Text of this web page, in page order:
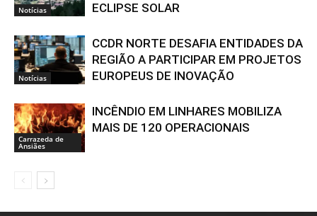
Notícias
ECLIPSE SOLAR
Notícias
CCDR NORTE DESAFIA ENTIDADES DA
REGIÃO A PARTICIPAR EM PROJETOS
EUROPEUS DE INOVAÇÃO
Carrazeda de
Ansiães
INCÊNDIO EM LINHARES MOBILIZA
MAIS DE 120 OPERACIONAIS